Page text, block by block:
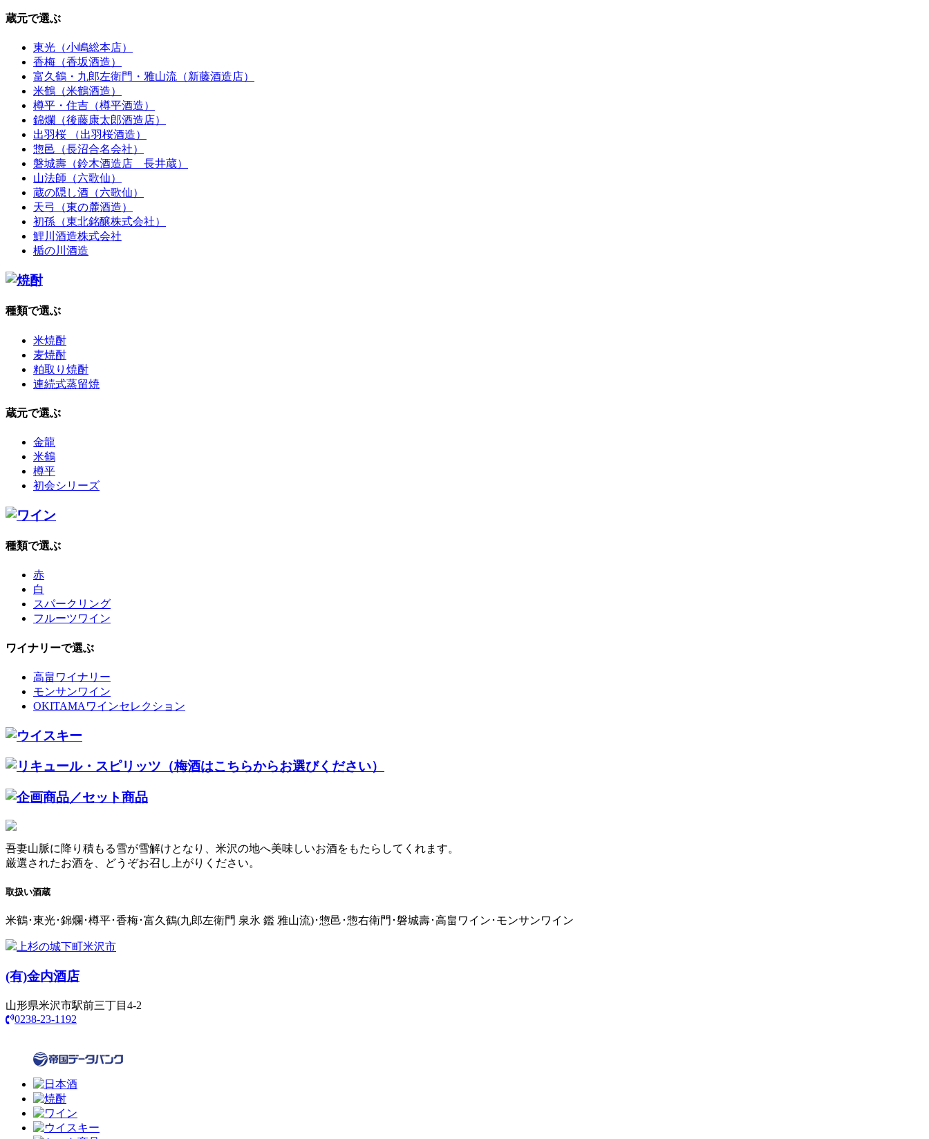
蔵元で選ぶ
東光（小嶋総本店）
香梅（香坂酒造）
富久鶴・九郎左衛門・雅山流（新藤酒造店）
米鶴（米鶴酒造）
樽平・住吉（樽平酒造）
錦爛（後藤康太郎酒造店）
出羽桜 （出羽桜酒造）
惣邑（長沼合名会社）
磐城壽（鈴木酒造店 長井蔵）
山法師（六歌仙）
蔵の隠し酒（六歌仙）
天弓（東の麓酒造）
初孫（東北銘醸株式会社）
鯉川酒造株式会社
楯の川酒造
種類で選ぶ
米焼酎
麦焼酎
粕取り焼酎
連続式蒸留焼
蔵元で選ぶ
金龍
米鶴
樽平
初会シリーズ
種類で選ぶ
赤
白
スパークリング
フルーツワイン
ワイナリーで選ぶ
高畠ワイナリー
モンサンワイン
OKITAMAワインセレクション
吾妻山脈に降り積もる雪が雪解けとなり、米沢の地へ美味しいお酒をもたらしてくれます。
厳選されたお酒を、どうぞお召し上がりください。
取扱い酒蔵
米鶴･東光･錦爛･樽平･香梅･富久鶴(九郎左衛門 泉氷 鑑 雅山流)･惣邑･惣右衛門･磐城壽･高畠ワイン･モンサンワイン
上杉の城下町米沢市
(有)金内酒店
山形県米沢市駅前三丁目4-2
0238-23-1192